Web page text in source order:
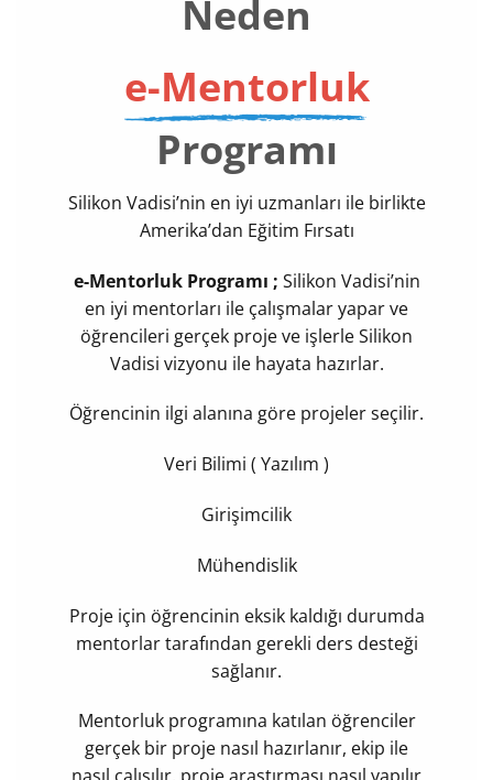
Neden
e-Mentorluk
Programı
Silikon Vadisi’nin en iyi uzmanları ile birlikte
Amerika’dan Eğitim Fırsatı
e-Mentorluk Programı ; Silikon Vadisi’nin
en iyi mentorları ile çalışmalar yapar ve
öğrencileri gerçek proje ve işlerleSilikon
Vadisi vizyonu ile hayata hazırlar.
Öğrencinin ilgi alanına göre projeler seçilir.
Veri Bilimi ( Yazılım )
Girişimcilik
Mühendislik
Proje için öğrencinin eksik kaldığı durumda
mentorlar tarafından gerekli ders desteği
sağlanır.
Mentorluk programına katılan öğrenciler
gerçek bir proje nasıl hazırlanır, ekip ile